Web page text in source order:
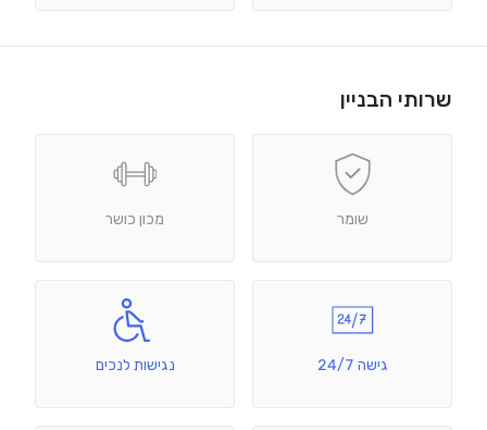
שרותי הבניין
שומר מכון כושר
גישה 24/7 נגישות לנכים